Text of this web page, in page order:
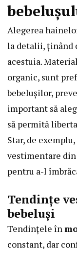
Alegerea
la detalii, ținând
acestuia.
organic, sunt
bebelușilor,
important să
să permită
Star, de
vestimentare
pentru a-l
Tendințe
bebeluși
Tendințele în
constant, dar